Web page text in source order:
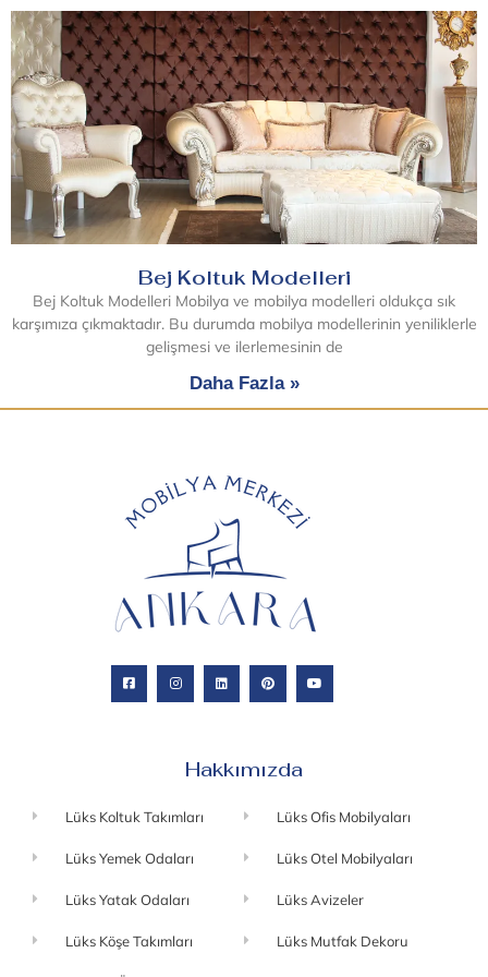
Bej Koltuk Modelleri
Bej Koltuk Modelleri Mobilya ve mobilya modelleri oldukça sık
karşımıza çıkmaktadır. Bu durumda mobilya modellerinin yeniliklerle
gelişmesi ve ilerlemesinin de
Daha Fazla »
Hakkımızda
Lüks Koltuk Takımları
Lüks Yemek Odaları
Lüks Yatak Odaları
Lüks Köşe Takımları
Lüks Ofis Mobilyaları
Lüks Otel Mobilyaları
Lüks Avizeler
Lüks Mutfak Dekoru